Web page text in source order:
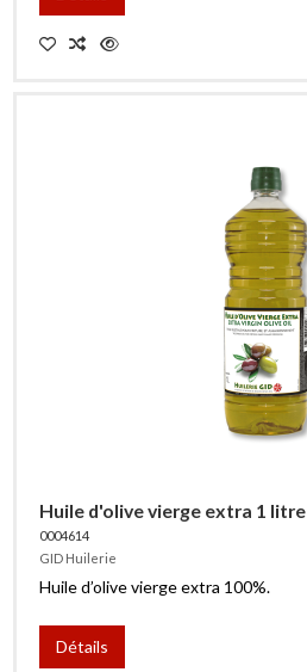
Huile d'olive vierge extra 1 litre
0004614
GID Huilerie
Huile d’olive vierge extra 100%.
Détails